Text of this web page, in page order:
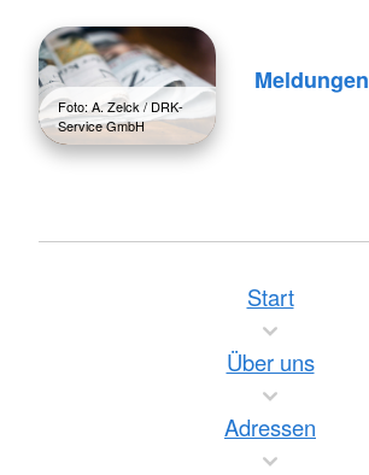
Foto: A. Zelck / DRK-
Service GmbH
Meldungen
Start
Über uns
Adressen